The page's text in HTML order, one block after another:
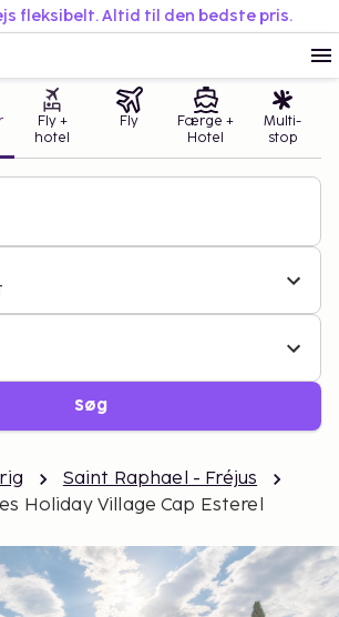
fleksibelt. Altid til den bedste pris.
Fly +
hotel
Fly
Færge +
Hotel
Multi-
stop
Søg
Saint Raphael - Fréjus
Holiday Village Cap Esterel